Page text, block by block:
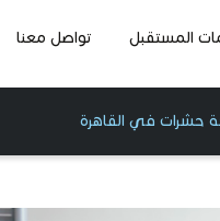
المستقبل تواصل معنا
حشرات في القاهرة